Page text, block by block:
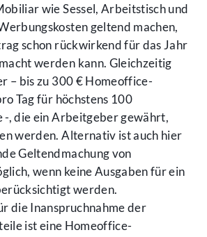
wie Sessel, Arbeitstisch und
geltend machen,
schon rückwirkend für das Jahr
werden kann. Gleichzeitig
– bis zu 300 € Homeoffice-
Tag für höchstens 100
-, die ein Arbeitgeber gewährt,
werden. Alternativ ist auch hier
Geltendmachung von
wenn keine Ausgaben für ein
werden.
die Inanspruchnahme der
ist eine Homeoffice-